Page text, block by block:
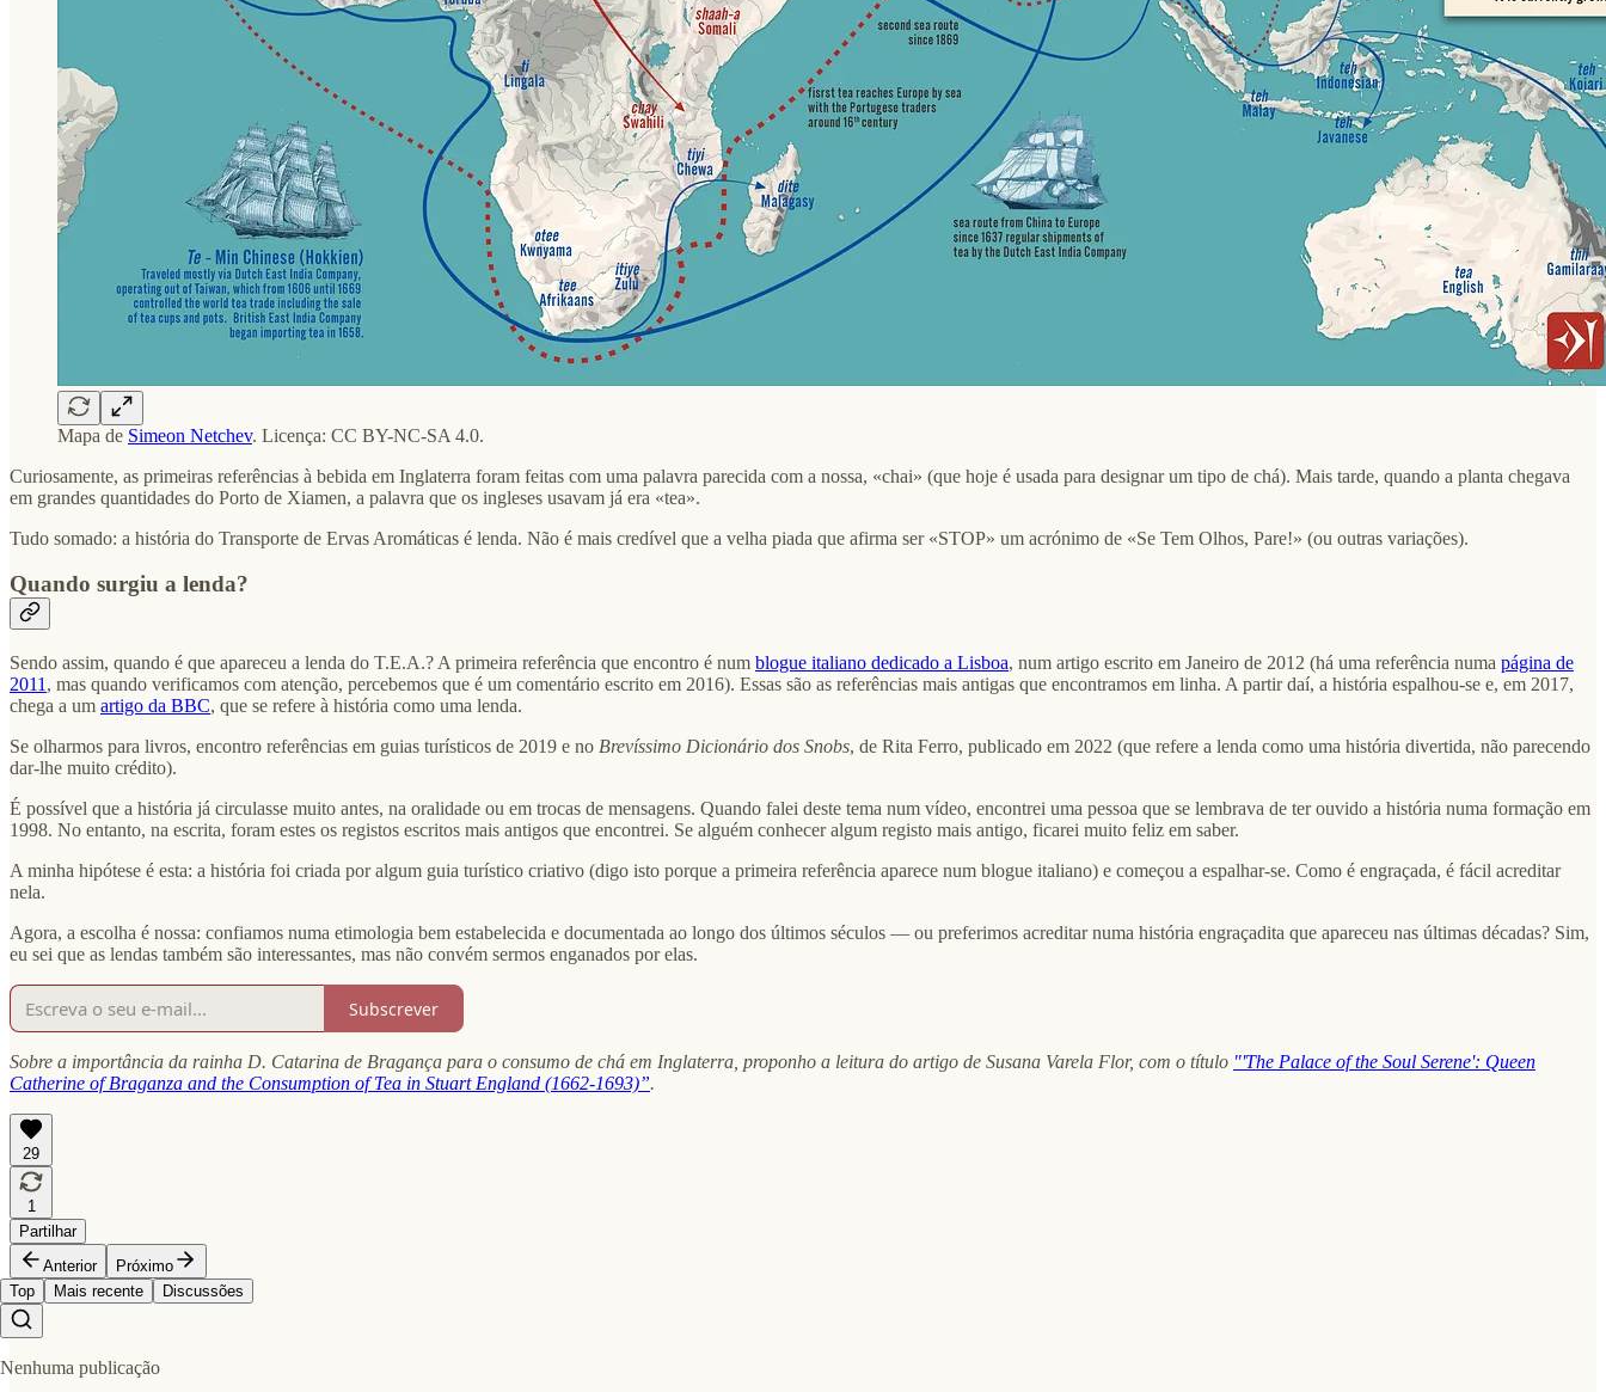
Mapa de Simeon Netchev. Licença: CC BY-NC-SA 4.0.
Curiosamente, as primeiras referências à bebida em Inglaterra foram feitas com uma palavra parecida com a nossa, «chai» (que hoje é usada para designar um tipo de chá). Mais tarde, quando a planta chegava
em grandes quantidades do Porto de Xiamen, a palavra que os ingleses usavam já era «tea».
Tudo somado: a história do Transporte de Ervas Aromáticas é lenda. Não é mais credível que a velha piada que afirma ser «STOP» um acrónimo de «Se Tem Olhos, Pare!» (ou outras variações).
Quando surgiu a lenda?
Sendo assim, quando é que apareceu a lenda do T.E.A.? A primeira referência que encontro é num blogue italiano dedicado a Lisboa, num artigo escrito em Janeiro de 2012 (há uma referência numa página de
2011 , mas quando verificamos com atenção, percebemos que é um comentário escrito em 2016). Essas são as referências mais antigas que encontramos em linha. A partir daí, a história espalhou-se e, em 2017,
chega a um artigo da BBC, que se refere à história como uma lenda.
Se olharmos para livros, encontro referências em guias turísticos de 2019 e no Brevíssimo Dicionário dos Snobs, de Rita Ferro, publicado em 2022 (que refere a lenda como uma história divertida, não parecendo
dar-lhe muito crédito).
É possível que a história já circulasse muito antes, na oralidade ou em trocas de mensagens. Quando falei deste tema num vídeo, encontrei uma pessoa que se lembrava de ter ouvido a história numa formação em
1998. No entanto, na escrita, foram estes os registos escritos mais antigos que encontrei. Se alguém conhecer algum registo mais antigo, ficarei muito feliz em saber.
A minha hipótese é esta: a história foi criada por algum guia turístico criativo (digo isto porque a primeira referência aparece num blogue italiano) e começou a espalhar-se. Como é engraçada, é fácil acreditar
nela.
Agora, a escolha é nossa: confiamos numa etimologia bem estabelecida e documentada ao longo dos últimos séculos — ou preferimos acreditar numa história engraçadita que apareceu nas últimas décadas? Sim,
eu sei que as lendas também são interessantes, mas não convém sermos enganados por elas.
Subscrever
Sobre a importância da rainha D. Catarina de Bragança para o consumo de chá em Inglaterra, proponho a leitura do artigo de Susana Varela Flor, com o título "'The Palace of the Soul Serene': Queen
Catherine of Braganza and the Consumption of Tea in Stuart England (1662-1693)”.
29
1
Partilhar
Anterior
Próximo
Top
Mais recente Discussões
Nenhuma publicação